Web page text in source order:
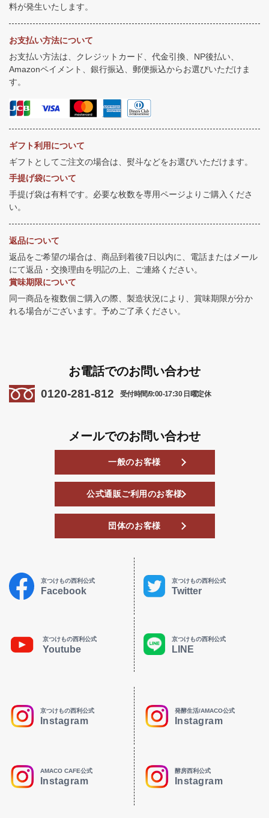
料が発生いたします。
お支払い方法について
お支払い方法は、クレジットカード、代金引換、NP後払い、
Amazonペイメント、銀行振込、郵便振込からお選びいただけま
す。
ギフト利用について
ギフトとしてご注文の場合は、熨斗などをお選びいただけます。
手提げ袋について
手提げ袋は有料です。必要な枚数を専用ページよりご購入くださ
い。
返品について
返品をご希望の場合は、商品到着後7日以内に、電話またはメール
にて返品・交換理由を明記の上、ご連絡ください。
賞味期限について
同一商品を複数個ご購入の際、製造状況により、賞味期限が分か
れる場合がございます。予めご了承ください。
お電話でのお問い合わせ
0120-281-812 受付時間/9:00-17:30 日曜定休
メールでのお問い合わせ
一般のお客様
公式通販ご利用のお客様
団体のお客様
京つけもの西利公式
Facebook
京つけもの西利公式
Twitter
京つけもの西利公式
Youtube
京つけもの西利公式
LINE
京つけもの西利公式
Instagram
発酵生活/AMACO公式
Instagram
AMACO CAFE公式
Instagram
酵房西利公式
Instagram